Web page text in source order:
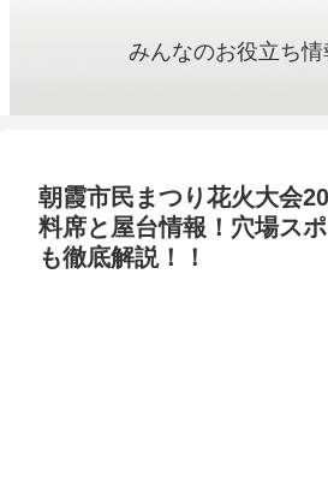
みんなのお役立ち
朝霞市民まつり花火大会
料席と屋台情報！穴場ス
も徹底解説！！